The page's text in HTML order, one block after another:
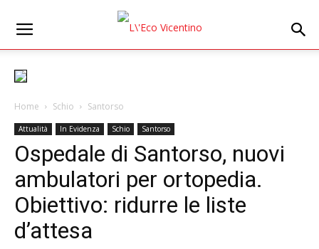
Home Schio Santorso
Attualità In Evidenza Schio Santorso
Ospedale di Santorso, nuovi
ambulatori per ortopedia.
Obiettivo: ridurre le liste
d’attesa